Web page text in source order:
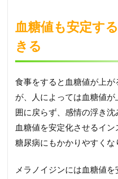
血糖値も安定す
きる
食事をすると血糖値が上
が、人によっては血糖値
囲に戻らず、感情の浮き沈
血糖値を安定化させるイ
糖尿病にもかかりやすくな
メラノイジンには血糖値